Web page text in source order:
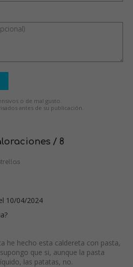
o de mal gusto.
antes de su publicación.
/ 8
10/04/2024
he hecho esta caldereta con pasta,
que si, aunque la pasta
las patatas, no.